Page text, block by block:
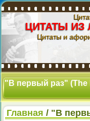
ЦИТАТЫ
Цитаты и
"В первый раз" (The
Главная / "В